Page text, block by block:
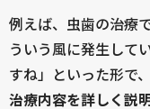
例えば、虫歯の治療
ういう風に発生して
すね」といった形で、
治療内容を詳しく説明